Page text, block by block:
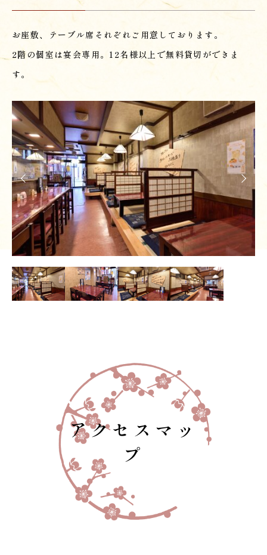
お座敷、テーブル席それぞれご用意しております。
2階の個室は宴会専用。12名様以上で無料貸切ができま
す。
アクセスマッ
プ